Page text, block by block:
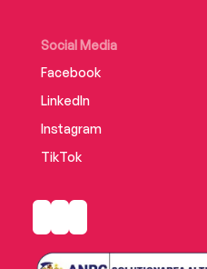
Social Media
Facebook
LinkedIn
Instagram
TikTok